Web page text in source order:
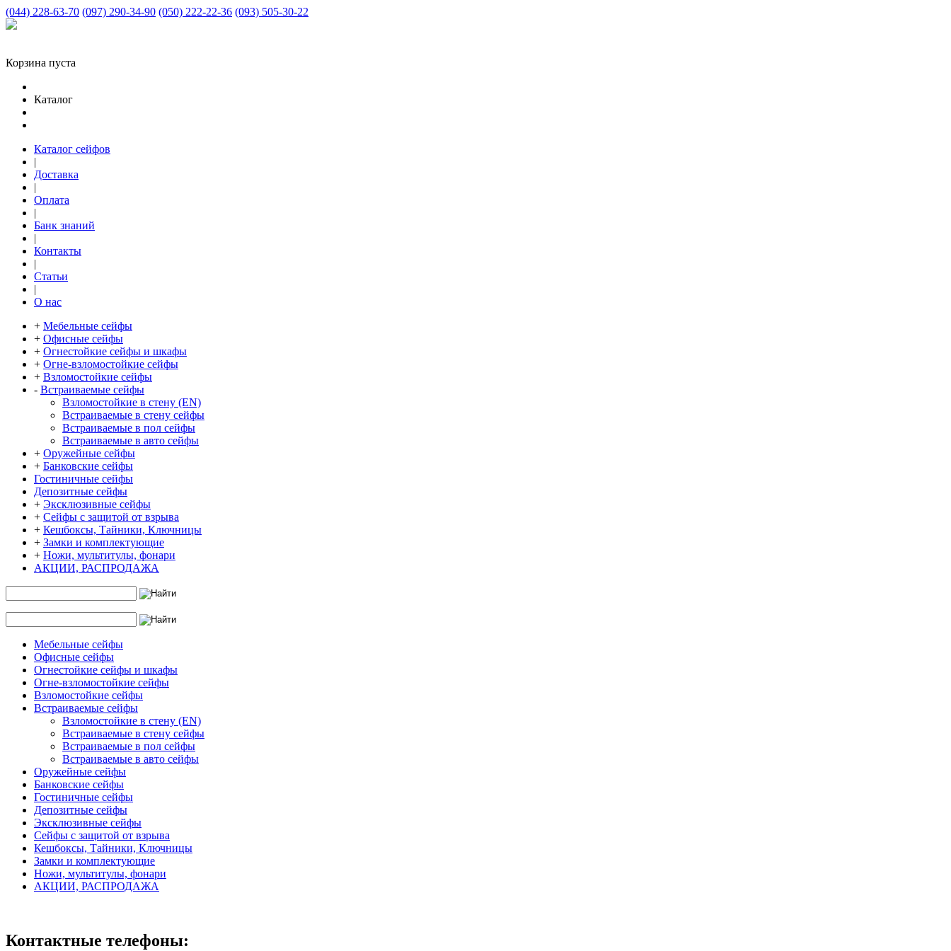
(044) 228-63-70 (097) 290-34-90 (050) 222-22-36 (093) 505-30-22
Корзина пуста
Каталог
Каталог сейфов
|
Доставка
|
Оплата
|
Банк знаний
|
Контакты
|
Статьи
|
О нас
+ Мебельные сейфы
+ Офисные сейфы
+ Огнестойкие сейфы и шкафы
+ Огне-взломостойкие сейфы
+ Взломостойкие сейфы
- Встраиваемые сейфы
Взломостойкие в стену (EN)
Встраиваемые в стену сейфы
Встраиваемые в пол сейфы
Встраиваемые в авто сейфы
+ Оружейные сейфы
+ Банковские сейфы
Гостиничные сейфы
Депозитные сейфы
+ Эксклюзивные сейфы
+ Сейфы с защитой от взрыва
+ Кешбоксы, Тайники, Ключницы
+ Замки и комплектующие
+ Ножи, мультитулы, фонари
АКЦИИ, РАСПРОДАЖА
Мебельные сейфы
Офисные сейфы
Огнестойкие сейфы и шкафы
Огне-взломостойкие сейфы
Взломостойкие сейфы
Встраиваемые сейфы
Взломостойкие в стену (EN)
Встраиваемые в стену сейфы
Встраиваемые в пол сейфы
Встраиваемые в авто сейфы
Оружейные сейфы
Банковские сейфы
Гостиничные сейфы
Депозитные сейфы
Эксклюзивные сейфы
Сейфы с защитой от взрыва
Кешбоксы, Тайники, Ключницы
Замки и комплектующие
Ножи, мультитулы, фонари
АКЦИИ, РАСПРОДАЖА
Контактные телефоны: